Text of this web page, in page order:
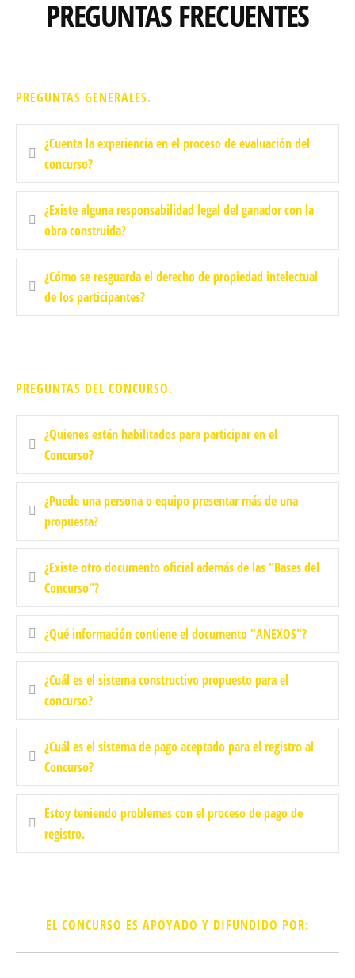
PREGUNTAS FRECUENTES
PREGUNTAS GENERALES.
¿Cuenta la experiencia en el proceso de evaluación del
concurso?
¿Existe alguna responsabilidad legal del ganador con la
obra construida?
¿Cómo se resguarda el derecho de propiedad intelectual
de los participantes?
PREGUNTAS DEL CONCURSO.
¿Quienes están habilitados para participar en el
Concurso?
¿Puede una persona o equipo presentar más de una
propuesta?
¿Existe otro documento oficial además de las "Bases del
Concurso"?
¿Qué información contiene el documento "ANEXOS"?
¿Cuál es el sistema constructivo propuesto para el
concurso?
¿Cuál es el sistema de pago aceptado para el registro al
Concurso?
Estoy teniendo problemas con el proceso de pago de
registro.
EL CONCURSO ES APOYADO Y DIFUNDIDO POR: